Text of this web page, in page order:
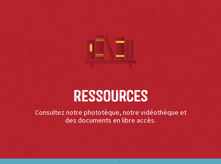
Ressources
Consultez notre phototèque, notre vidéothèque et
des documents en libre accès.